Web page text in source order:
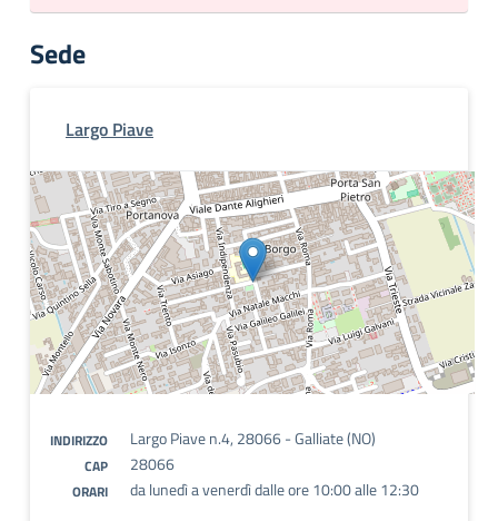
Sede
Largo Piave
INDIRIZZO Largo Piave n.4, 28066 - Galliate (NO)
CAP 28066
ORARI da lunedì a venerdì dalle ore 10:00 alle 12:30